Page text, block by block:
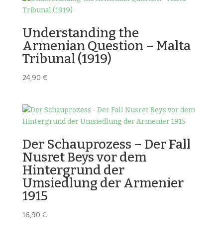
Understanding the
Armenian Question – Malta
Tribunal (1919)
24,90 €
Der Schauprozess – Der Fall
Nusret Beys vor dem
Hintergrund der
Umsiedlung der Armenier
1915
16,90 €